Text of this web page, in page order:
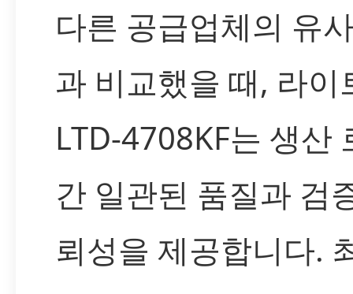
다른 공급업체의 유
과 비교했을 때, 라이
LTD-4708KF는 생산
간 일관된 품질과 검
뢰성을 제공합니다.